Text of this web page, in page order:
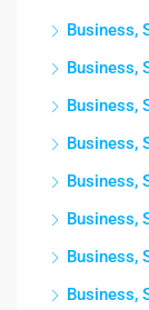
Business,
Business,
Business,
Business,
Business,
Business,
Business,
Business,